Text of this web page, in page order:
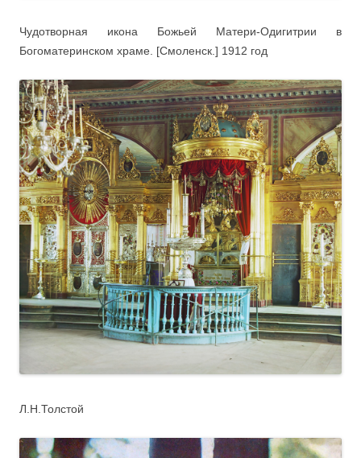
Чудотворная икона Божьей Матери-Одигитрии в
Богоматеринском храме. [Смоленск.] 1912 год
Л.Н.Толстой